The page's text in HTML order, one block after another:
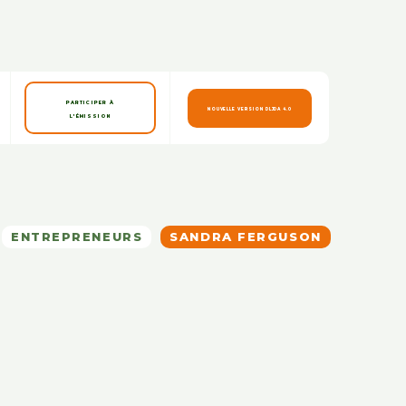
PARTICIPER À
L'ÉMISSION
NOUVELLE VERSION DLJDA 4.0
ENTREPRENEURS SANDRA FERGUSON